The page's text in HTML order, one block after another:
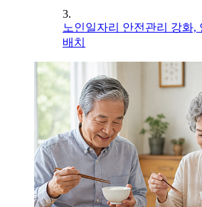
3.
노인일자리 안전관리 강화,
배치